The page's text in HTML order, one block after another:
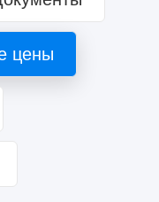
цены